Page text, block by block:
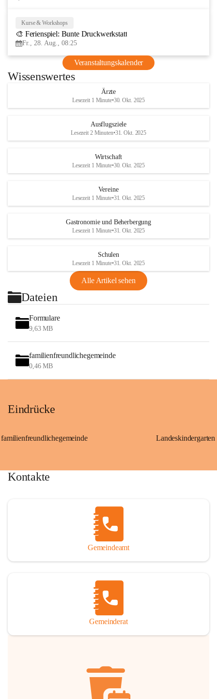
Kurse & Workshops
🎨 Ferienspiel: Bunte Druckwerkstatt
Fr., 28. Aug., 08:25
Veranstaltungskalender
Wissenswertes
Ärzte
Lesezeit 1 Minute•30. Okt. 2025
Ausflugsziele
Lesezeit 2 Minuten•31. Okt. 2025
Wirtschaft
Lesezeit 1 Minute•30. Okt. 2025
Vereine
Lesezeit 1 Minute•31. Okt. 2025
Gastronomie und Beherbergung
Lesezeit 1 Minute•31. Okt. 2025
Schulen
Lesezeit 1 Minute•31. Okt. 2025
Alle Artikel sehen
Dateien
Formulare
9,63 MB
familienfreundlichegemeinde
0,46 MB
Eindrücke
familienfreundlichegemeinde
Kontakte
Gemeindeamt
Gemeinderat